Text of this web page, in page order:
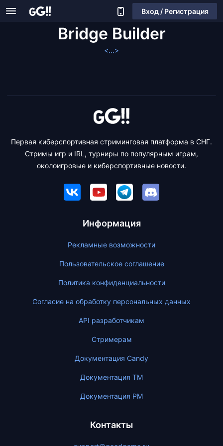
Вход / Регистрация
Bridge Builder
<...>
Первая киберспортивная стриминговая платформа в СНГ.
Стримы игр и IRL, турниры по популярным играм,
околоигровые и киберспортивные новости.
Информация
Рекламные возможности
Пользовательское соглашение
Политика конфиденциальности
Согласие на обработку персональных данных
API разработчикам
Стримерам
Документация Candy
Документация ТМ
Документация PM
Контакты